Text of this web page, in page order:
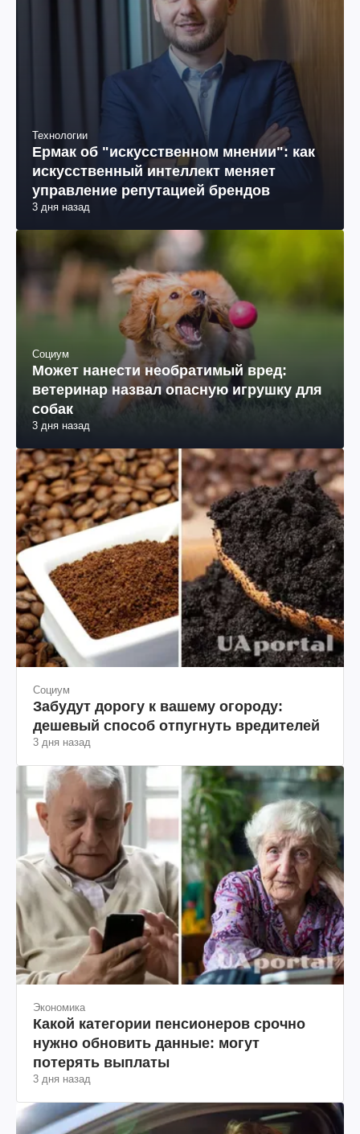
Технологии
Ермак об "искусственном мнении": как
искусственный интеллект меняет
управление репутацией брендов
3 дня назад
Социум
Может нанести необратимый вред:
ветеринар назвал опасную игрушку для
собак
3 дня назад
Социум
Забудут дорогу к вашему огороду:
дешевый способ отпугнуть вредителей
3 дня назад
Экономика
Какой категории пенсионеров срочно
нужно обновить данные: могут
потерять выплаты
3 дня назад